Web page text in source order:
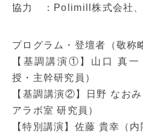
協力 ：Polimill株式会社、
プログラム・登壇者（敬称
【基調講演①】山口 真一
授・主幹研究員）
【基調講演②】日野 なお
アラボ室 研究員）
【特別講演】佐藤 貴幸（